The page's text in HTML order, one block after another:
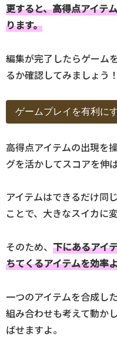
更すると、高得点アイテ
ります。
編集が完了したらゲーム
るか確認してみましょう！
ゲームプレイを有利に
高得点アイテムの出現を
グを活かしてスコアを伸ば
アイテムはできるだけ同
ことで、大きなスイカに
そのため、 下にあるアイ
ちてくるアイテムを効率
一つのアイテムを合成し
組み合わせも考えて動か
ばせますよ。